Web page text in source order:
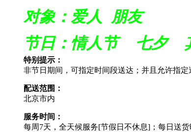
对象：爱人 朋友
节日：情人节 七夕
特别提示：
非节日期间，可指定时间段送达；并且允许指
配送范围：
北京市内
服务时间：
每周7天，全天候服务[节假日不休息]；每日送货